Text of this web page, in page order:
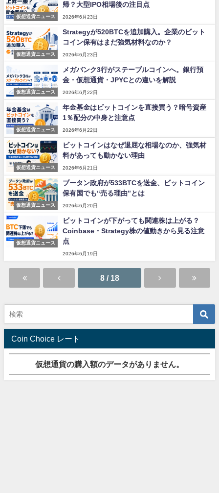
仮想通貨ニュース
帰？大型IPO相場後の注目点
2026年6月23日
仮想通貨ニュース
Strategyが520BTCを追加購入。企業のビット
コイン保有はまだ強気材料なのか？
2026年6月23日
仮想通貨ニュース
メガバンク3行がステーブルコインへ。銀行預
金・仮想通貨・JPYCとの違いを解説
2026年6月22日
仮想通貨ニュース
年金基金はビットコインを直接買う？暗号資産
1％配分の中身と注意点
2026年6月22日
仮想通貨ニュース
ビットコインはなぜ退屈な相場なのか、強気材
料があっても動かない理由
2026年6月21日
仮想通貨ニュース
ブータン政府が533BTCを送金、ビットコイン
保有国でも“売る理由”とは
2026年6月20日
仮想通貨ニュース
ビットコインが下がっても関連株は上がる？
Coinbase・Strategy株の値動きから見る注意
点
2026年6月19日
8 / 18
Coin Choice レート
仮想通貨の購入額のデータがありません。